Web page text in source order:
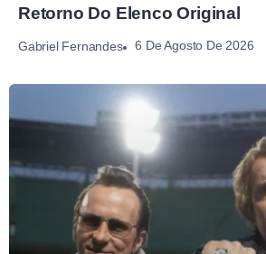
Retorno Do Elenco Original
Gabriel Fernandes 6 De Agosto De 2026